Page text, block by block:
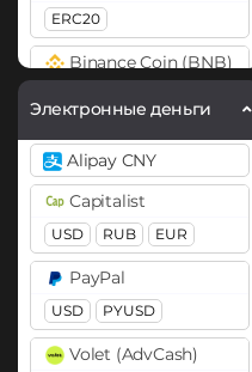
ERC20
Binance Coin (BNB)
Bitcoin (BTC)
BTC BEP20
Lightning
OP
ARB
Bitcoin Cash (BCH)
Bitcoin SV (BSV)
BitTorrent (BTT)
Электронные деньги
Alipay CNY
Capitalist
USD RUB EUR
PayPal
USD PYUSD
Volet (AdvCash)